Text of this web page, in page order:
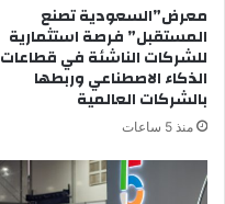
معرض”السعودية تصنع
المستقبل” فرصة استثمارية
للشركات الناشئة في قطاعات
الذكاء الاصطناعي وربطها
بالشركات العالمية
منذ 5 ساعات